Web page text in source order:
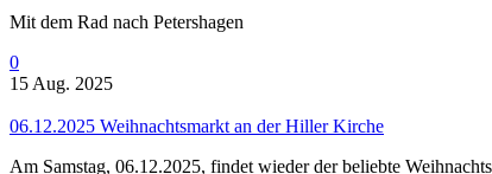
Mit dem Rad nach Petershagen
0
15 Aug. 2025
06.12.2025 Weihnachtsmarkt an der Hiller Kirche
Am Samstag, 06.12.2025, findet wieder der beliebte